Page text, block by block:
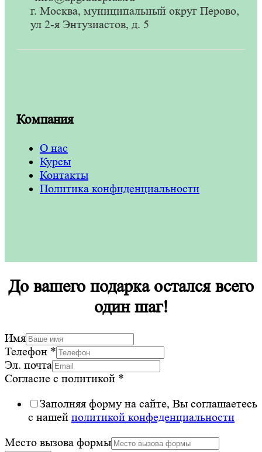
г. Москва, муниципальный округ Перово,
ул 2-я Энтузиастов, д. 5
Компания
О нас
Курсы
Контакты
Политика конфиденциальности
До вашего подарка остался всего
один шаг!
Имя
Телефон *
Эл. почта
Согласие с политикой *
Заполняя форму на сайте, Вы соглашаетесь
с нашей политикой конфеденциальности
Место вызова формы